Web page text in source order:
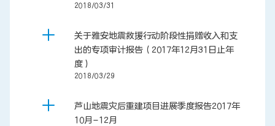
2018/03/31
关于雅安地震救援行动阶段性捐赠收入和支
出的专项审计报告（2017年12月31日止年
度）
2018/03/29
芦山地震灾后重建项目进展季度报告2017年
10月-12月